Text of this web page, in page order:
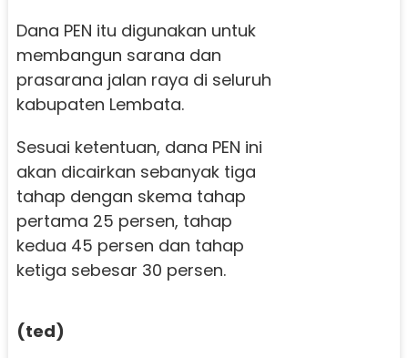
Dana PEN itu digunakan untuk
membangun sarana dan
prasarana jalan raya di seluruh
kabupaten Lembata.
Sesuai ketentuan, dana PEN ini
akan dicairkan sebanyak tiga
tahap dengan skema tahap
pertama 25 persen, tahap
kedua 45 persen dan tahap
ketiga sebesar 30 persen.
(ted)